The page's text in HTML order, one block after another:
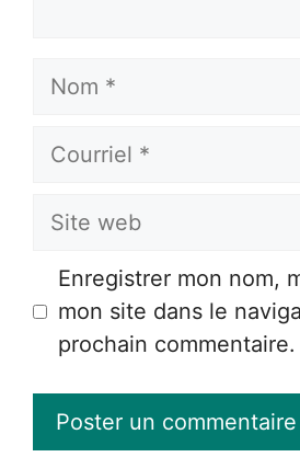
Nom
Courriel
Site
Enregistrer mon nom,
mon site dans le
prochain commentaire.